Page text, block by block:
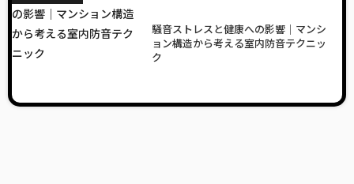
騒音ストレスと健康への影響｜マンシ
ョン構造から考える室内防音テクニッ
ク